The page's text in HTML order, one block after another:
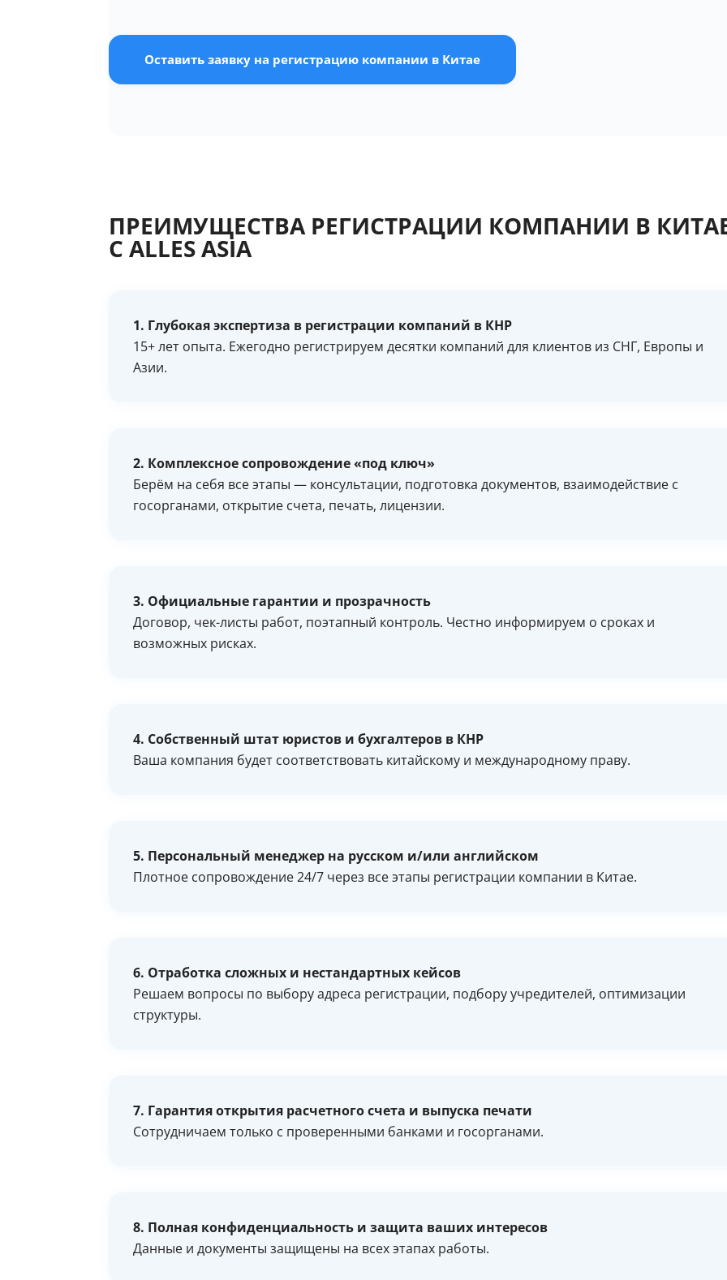
Оставить заявку на регистрацию компании в Китае
ПРЕИМУЩЕСТВА РЕГИСТРАЦИИ КОМПАНИИ В
С ALLES ASIA
1. Глубокая экспертиза в регистрации компаний в КНР
15+ лет опыта. Ежегодно регистрируем десятки компаний для клиентов из СНГ, Европы и
Азии.
2. Комплексное сопровождение «под ключ»
Берём на себя все этапы — консультации, подготовка документов, взаимодействие с
госорганами, открытие счета, печать, лицензии.
3. Официальные гарантии и прозрачность
Договор, чек-листы работ, поэтапный контроль. Честно информируем о сроках и
возможных рисках.
4. Собственный штат юристов и бухгалтеров в КНР
Ваша компания будет соответствовать китайскому и международному праву.
5. Персональный менеджер на русском и/или английском
Плотное сопровождение 24/7 через все этапы регистрации компании в Китае.
6. Отработка сложных и нестандартных кейсов
Решаем вопросы по выбору адреса регистрации, подбору учредителей, оптимизации
структуры.
7. Гарантия открытия расчетного счета и выпуска печати
Сотрудничаем только с проверенными банками и госорганами.
8. Полная конфиденциальность и защита ваших интересов
Данные и документы защищены на всех этапах работы.